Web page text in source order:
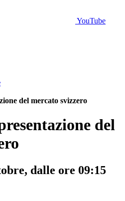
YouTube
del mercato svizzero
del
dalle ore 09:15